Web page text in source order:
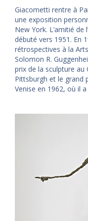
Giacometti rentre à
une exposition
New York. L’amitié de
débuté vers 1951. En
rétrospectives à la
Solomon R.
prix de la sculpture au
Pittsburgh et le grand
Venise en 1962, où il